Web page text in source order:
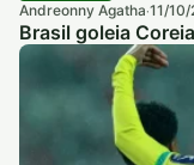
Andreonny Agatha·11/
Brasil goleia